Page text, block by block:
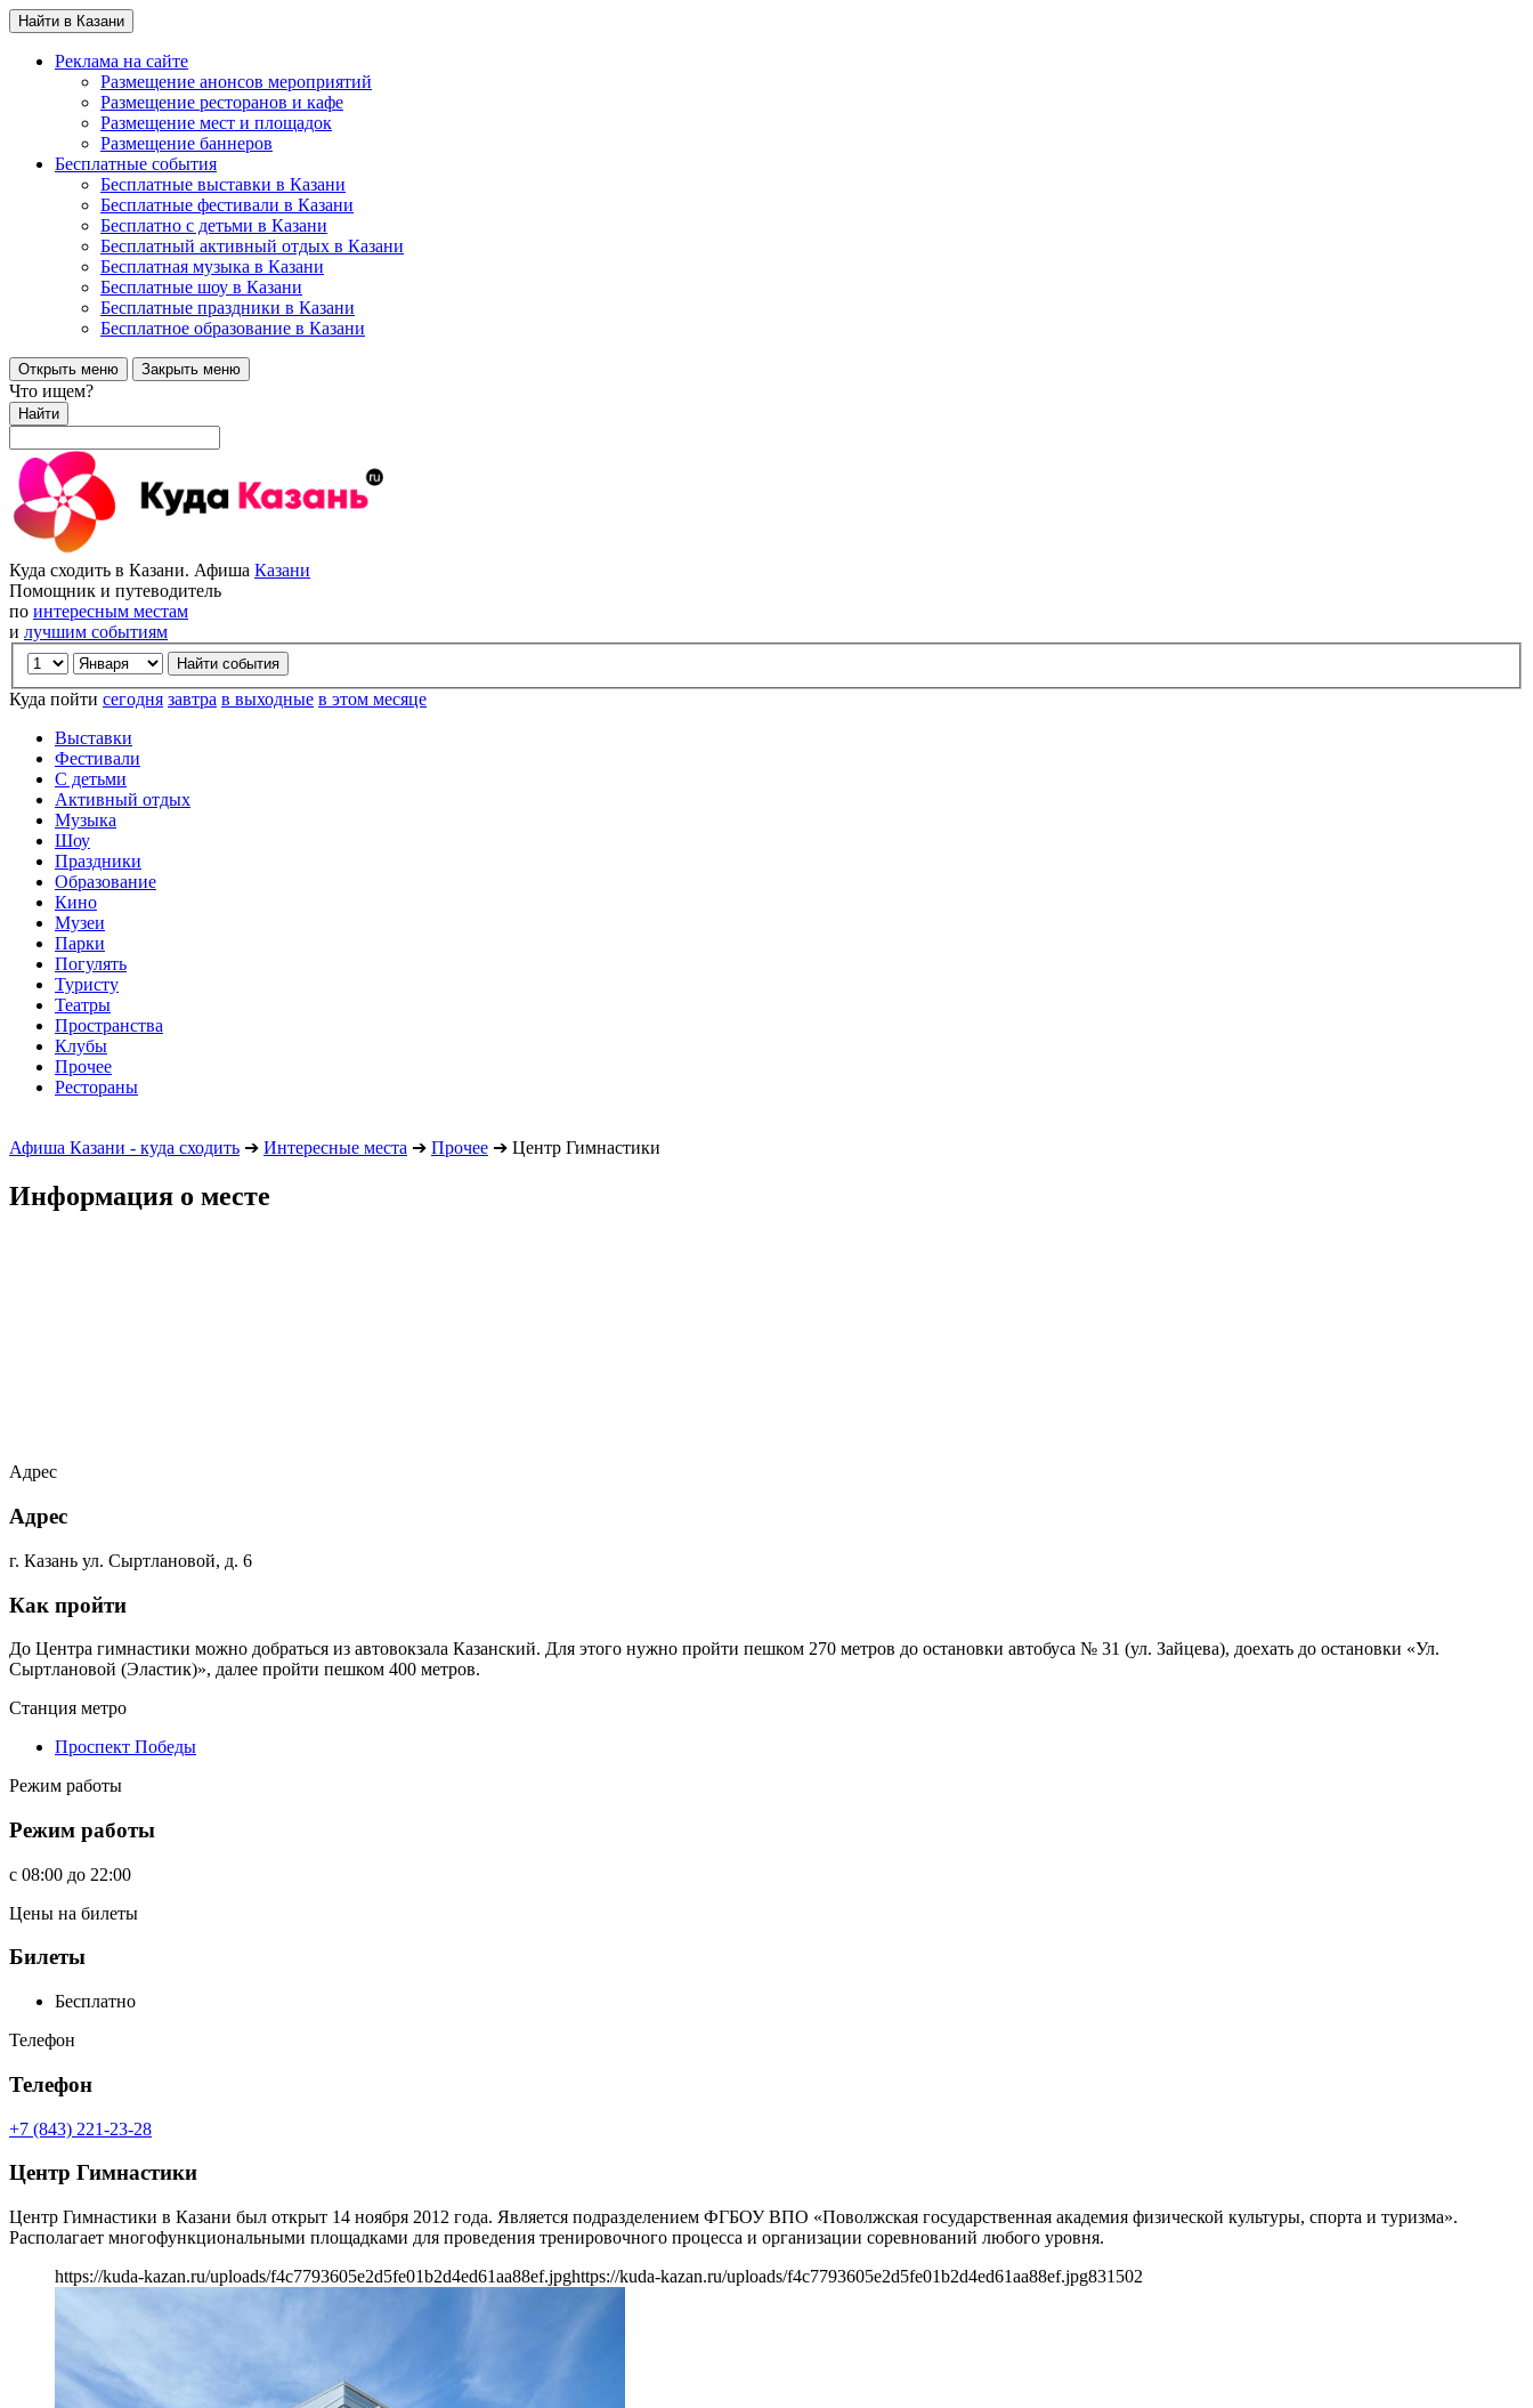
Найти в Казани
Реклама на сайте
Размещение анонсов мероприятий
Размещение ресторанов и кафе
Размещение мест и площадок
Размещение баннеров
Бесплатные события
Бесплатные выставки в Казани
Бесплатные фестивали в Казани
Бесплатно с детьми в Казани
Бесплатный активный отдых в Казани
Бесплатная музыка в Казани
Бесплатные шоу в Казани
Бесплатные праздники в Казани
Бесплатное образование в Казани
Открыть меню Закрыть меню
Что ищем?
Найти
Куда сходить в Казани. Афиша Казани
Помощник и путеводитель
по интересным местам
и лучшим событиям
Куда пойти сегодня завтра в выходные в этом месяце
Выставки
Фестивали
С детьми
Активный отдых
Музыка
Шоу
Праздники
Образование
Кино
Музеи
Парки
Погулять
Туристу
Театры
Пространства
Клубы
Прочее
Рестораны
Афиша Казани - куда сходить ➔ Интересные места ➔ Прочее ➔ Центр Гимнастики
Информация о месте
Адрес
Адрес
г. Казань ул. Сыртлановой, д. 6
Как пройти
До Центра гимнастики можно добраться из автовокзала Казанский. Для этого нужно пройти пешком 270 метров до остановки автобуса № 31 (ул. Зайцева), доехать до остановки «Ул.
Сыртлановой (Эластик)», далее пройти пешком 400 метров.
Станция метро
Проспект Победы
Режим работы
Режим работы
c 08:00 до 22:00
Цены на билеты
Билеты
Бесплатно
Телефон
Телефон
+7 (843) 221-23-28
Центр Гимнастики
Центр Гимнастики в Казани был открыт 14 ноября 2012 года. Является подразделением ФГБОУ ВПО «Поволжская государственная академия физической культуры, спорта и туризма».
Располагает многофункциональными площадками для проведения тренировочного процесса и организации соревнований любого уровня.
https://kuda-kazan.ru/uploads/f4c7793605e2d5fe01b2d4ed61aa88ef.jpghttps://kuda-kazan.ru/uploads/f4c7793605e2d5fe01b2d4ed61aa88ef.jpg831 502